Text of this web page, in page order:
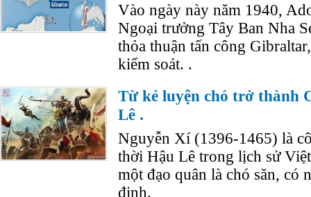
Vào ngày này năm 1940,
Ngoại trưởng Tây Ban Nha
thỏa thuận tấn công
kiểm soát. .
Từ kẻ luyện chó trở thành
Lê .
Nguyễn Xí (1396-1465) là
thời Hậu Lê trong lịch sử
một đạo quân là chó săn, có
định.